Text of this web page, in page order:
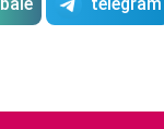
telegram
bale